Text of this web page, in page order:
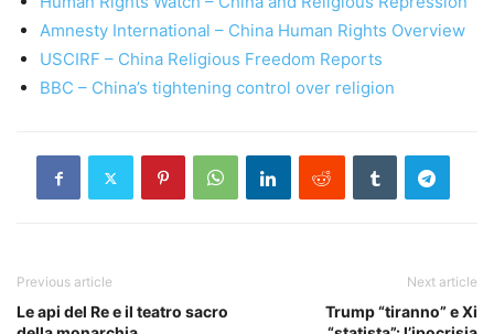
Amnesty International – China Human Rights Overview
USCIRF – China Religious Freedom Reports
BBC – China’s tightening control over religion
Previous article
Le api del Re e il teatro sacro
Next article
Trump “tiranno” e Xi